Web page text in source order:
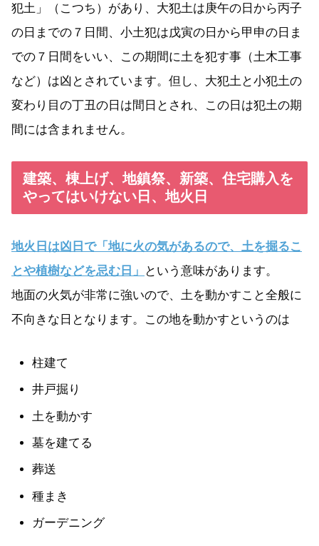
犯土」（こつち）があり、大犯土は庚午の日から丙子
の日までの７日間、小土犯は戊寅の日から甲申の日ま
での７日間をいい、この期間に土を犯す事（土木工事
など）は凶とされています。但し、大犯土と小犯土の
変わり目の丁丑の日は間日とされ、この日は犯土の期
間には含まれません。
建築、棟上げ、地鎮祭、新築、住宅購入を
やってはいけない日、地火日
地火日は凶日で「地に火の気があるので、土を掘るこ
とや植樹などを忌む日」
という意味があります。
地面の火気が非常に強いので、土を動かすこと全般に
不向きな日となります。この地を動かすというのは
柱建て
井戸掘り
土を動かす
墓を建てる
葬送
種まき
ガーデニング